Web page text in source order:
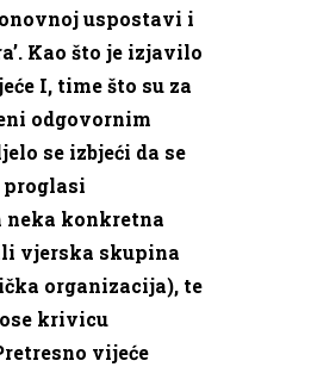
uspostavi i
Kao što je izjavilo
I, time što su za
odgovornim
se izbjeći da se
proglasi
neka konkretna
vjerska skupina
organizacija), te
krivicu
vijeće